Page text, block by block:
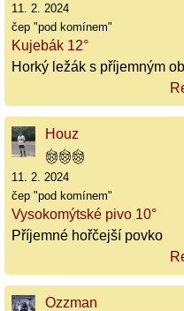
11. 2. 2024
čep "pod komínem"
Kujebák 12°
Horký ležák s příjemným
Houz
11. 2. 2024
čep "pod komínem"
Vysokomýtské pivo 10°
Příjemné hořčejší povko
Ozzman